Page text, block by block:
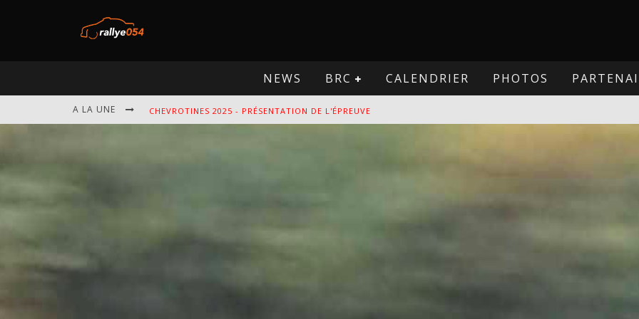
NEWS BRC CALENDRIER PHOTOS
A LA UNE CHEVROTINES 2025 - PRÉSENTATION DE L'ÉPREUVE